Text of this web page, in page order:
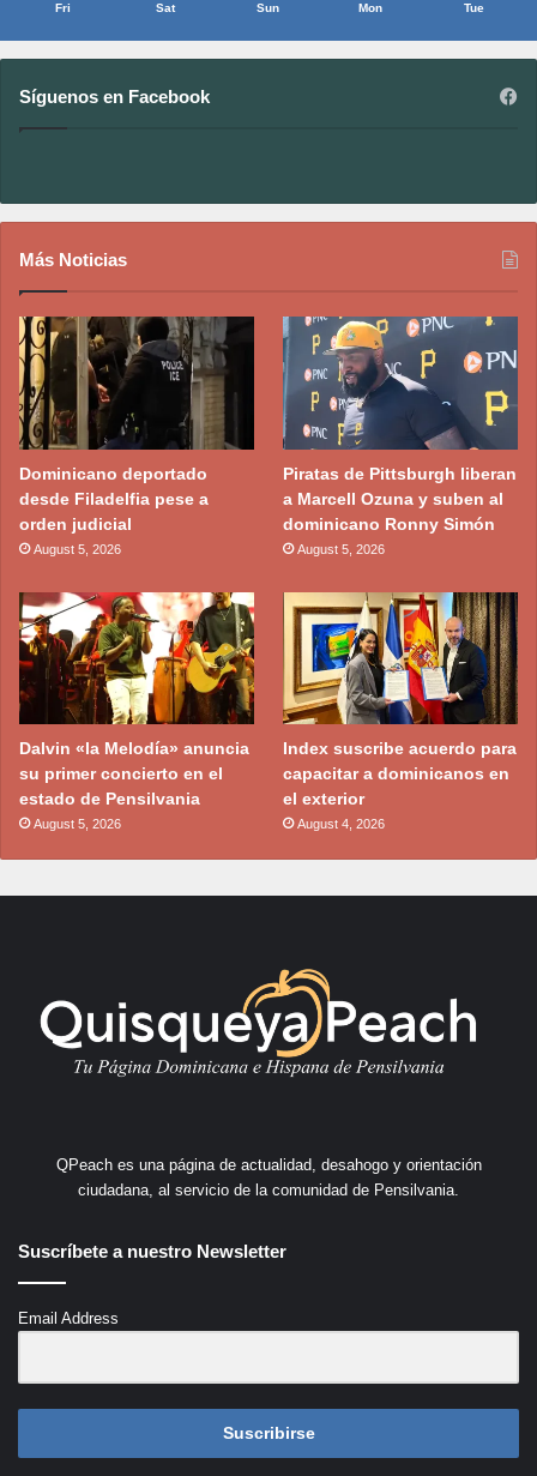
Fri Sat Sun Mon Tue
Síguenos en Facebook
Más Noticias
Dominicano deportado
desde Filadelfia pese a
orden judicial
August 5, 2026
Piratas de Pittsburgh liberan
a Marcell Ozuna y suben al
dominicano Ronny Simón
August 5, 2026
Dalvin «la Melodía» anuncia
su primer concierto en el
estado de Pensilvania
August 5, 2026
Index suscribe acuerdo para
capacitar a dominicanos en
el exterior
August 4, 2026
QPeach es una página de actualidad, desahogo y orientación
ciudadana, al servicio de la comunidad de Pensilvania.
Suscríbete a nuestro Newsletter
Email Address
Suscribirse